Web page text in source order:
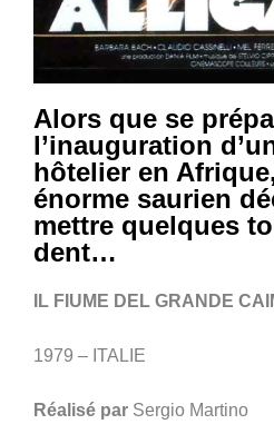
Alors que se
l’inauguration
hôtelier en
énorme saurien
mettre quelques
dent…
IL FIUME DEL GRANDE
1979 – ITALIE
Réalisé par Sergio Martino